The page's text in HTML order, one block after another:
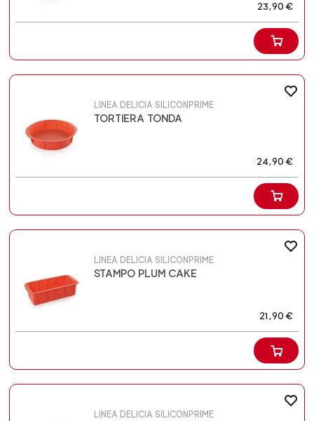
23,90 €
LINEA DELICIA SILICONPRIME
TORTIERA TONDA
24,90 €
LINEA DELICIA SILICONPRIME
STAMPO PLUM CAKE
21,90 €
LINEA DELICIA SILICONPRIME